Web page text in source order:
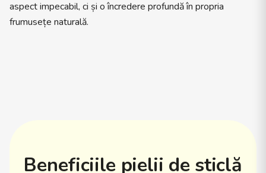
aspect impecabil, ci și o încredere profundă în propria
frumusețe naturală.
Beneficiile pielii de sticlă